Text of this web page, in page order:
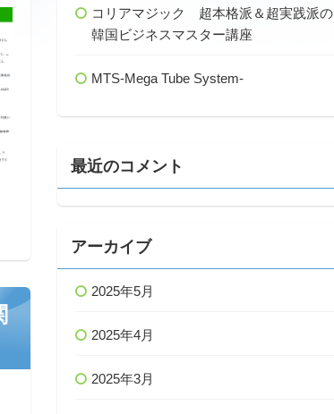
コリアマジック 超本格派＆超実践派の
韓国ビジネスマスター講座
MTS-Mega Tube System-
最近のコメント
アーカイブ
2025年5月
2025年4月
2025年3月